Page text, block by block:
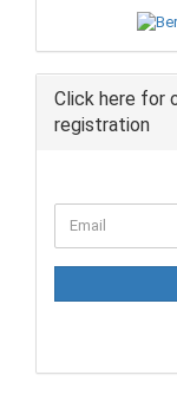
Click here for
registration
TO
NEWSLETTER
Email